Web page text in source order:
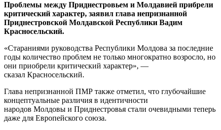
Проблемы между Приднестровьем и Молдавией прибрели
критический характер, заявил глава непризнанной
Приднестровской Молдавской Республики Вадим
Красносельский.
«Стараниями руководства Республики Молдова за последние
годы количество проблем не только многократно возросло, но
они приобрели критический характер», —
сказал Красносельский.
Глава непризнанной ПМР также отметил, что глубочайшие
концептуальные различия в идентичности
народов Молдовы и Приднестровья стали очевидными теперь
даже для Европейского союза.